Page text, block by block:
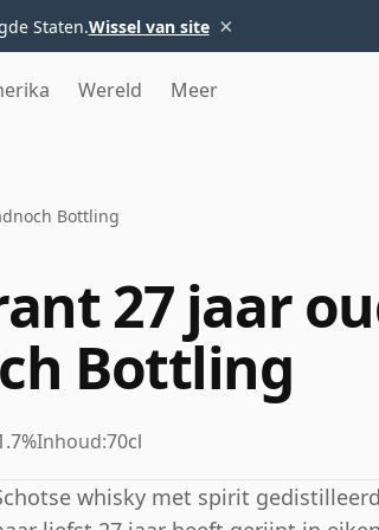
Staten.Wissel van site ×
Wereld Meer
Bottling
27 jaar
Bottling
Inhoud:70cl
whisky met spirit